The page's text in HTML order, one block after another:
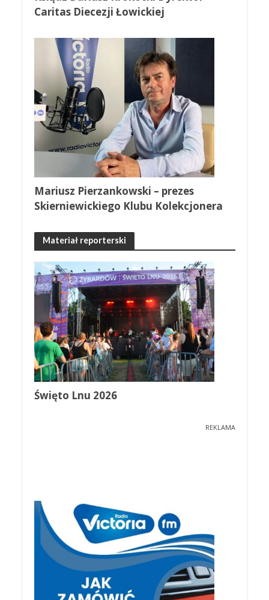
Caritas Diecezji Łowickiej
Mariusz Pierzankowski – prezes
Skierniewickiego Klubu Kolekcjonera
Materiał reporterski
Święto Lnu 2026
REKLAMA